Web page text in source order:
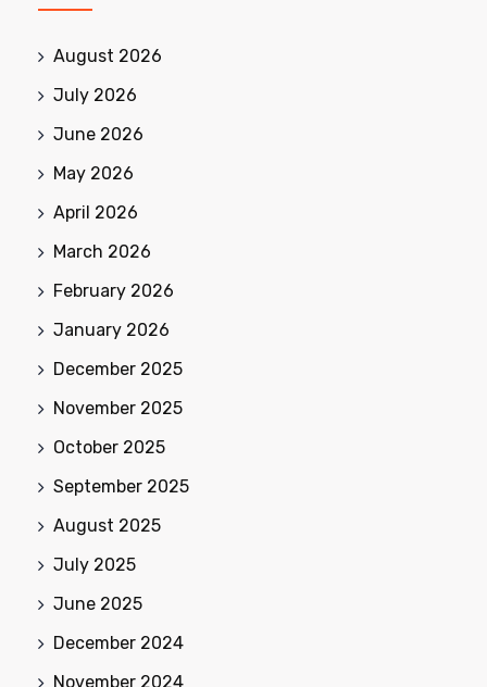
August 2026
July 2026
June 2026
May 2026
April 2026
March 2026
February 2026
January 2026
December 2025
November 2025
October 2025
September 2025
August 2025
July 2025
June 2025
December 2024
November 2024